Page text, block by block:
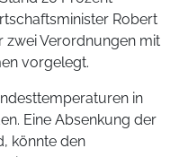
Robert
zwei Verordnungen mit
vorgelegt.
in
Eine Absenkung der
könnte den